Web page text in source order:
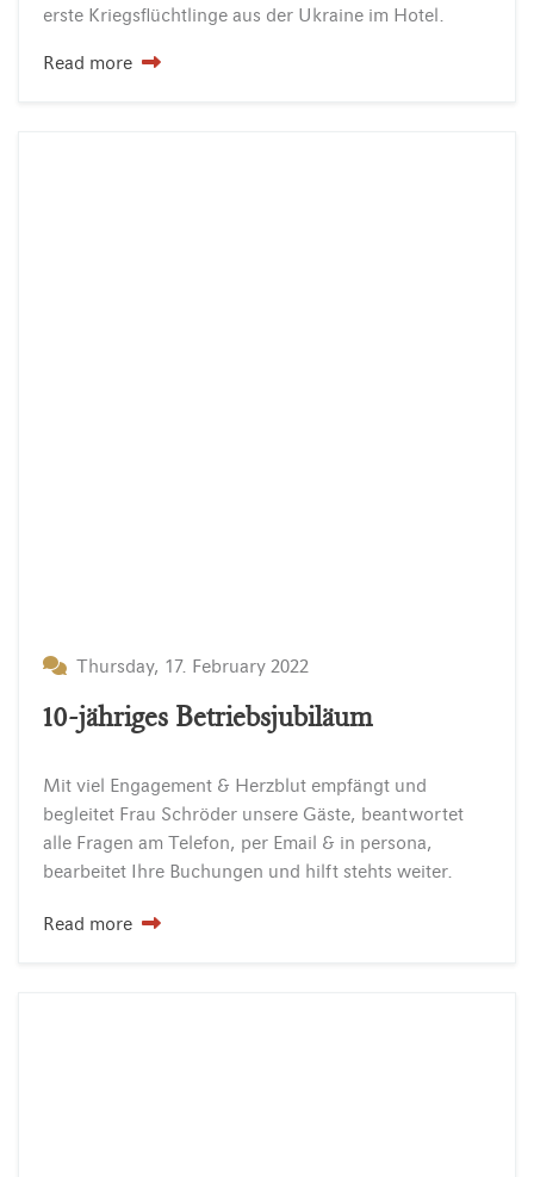
erste Kriegsflüchtlinge aus der Ukraine im Hotel.
Read more
Thursday, 17. February 2022
10-jähriges Betriebsjubiläum
Mit viel Engagement & Herzblut empfängt und
begleitet Frau Schröder unsere Gäste, beantwortet
alle Fragen am Telefon, per Email & in persona,
bearbeitet Ihre Buchungen und hilft stehts weiter.
Read more